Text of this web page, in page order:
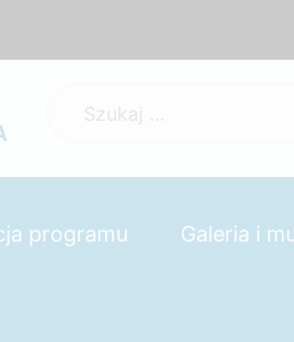
programu Galeria i